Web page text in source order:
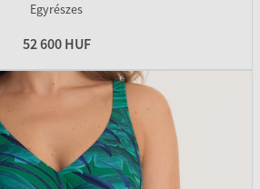
Egyrészes
52 600 HUF